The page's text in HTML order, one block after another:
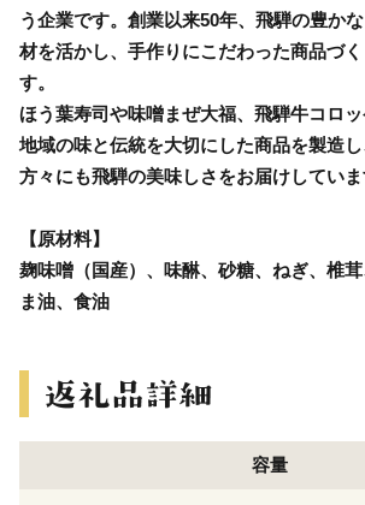
う企業です。創業以来50年、飛騨の豊か
材を活かし、手作りにこだわった商品づ
す。
ほう葉寿司や味噌まぜ大福、飛騨牛コロッ
地域の味と伝統を大切にした商品を製造
方々にも飛騨の美味しさをお届けしていま
【原材料】
麹味噌（国産）、味醂、砂糖、ねぎ、椎
ま油、食油
容量